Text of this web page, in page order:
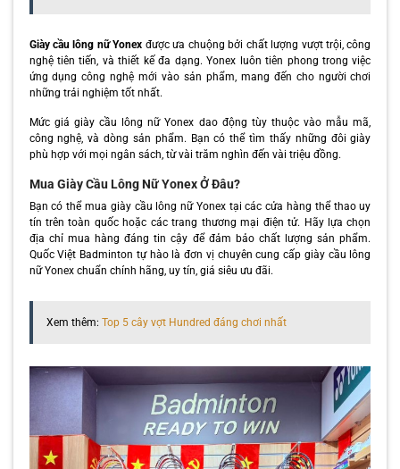
Giày cầu lông nữ Yonex được ưa chuộng bởi chất lượng vượt trội, công
nghệ tiên tiến, và thiết kế đa dạng. Yonex luôn tiên phong trong việc
ứng dụng công nghệ mới vào sản phẩm, mang đến cho người chơi
những trải nghiệm tốt nhất.
Mức giá giày cầu lông nữ Yonex dao động tùy thuộc vào mẫu mã,
công nghệ, và dòng sản phẩm. Bạn có thể tìm thấy những đôi giày
phù hợp với mọi ngân sách, từ vài trăm nghìn đến vài triệu đồng.
Mua Giày Cầu Lông Nữ Yonex Ở Đâu?
Bạn có thể mua giày cầu lông nữ Yonex tại các cửa hàng thể thao uy
tín trên toàn quốc hoặc các trang thương mại điện tử. Hãy lựa chọn
địa chỉ mua hàng đáng tin cậy để đảm bảo chất lượng sản phẩm.
Quốc Việt Badminton tự hào là đơn vị chuyên cung cấp giày cầu lông
nữ Yonex chuẩn chính hãng, uy tín, giá siêu ưu đãi.
Xem thêm: Top 5 cây vợt Hundred đáng chơi nhất